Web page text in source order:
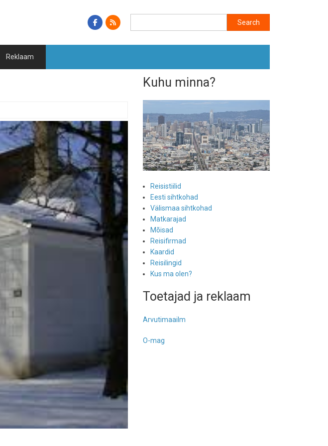
Reklaam
Kuhu minna?
Reisistiilid
Eesti sihtkohad
Välismaa sihtkohad
Matkarajad
Mõisad
Reisifirmad
Kaardid
Reisilingid
Kus ma olen?
Toetajad ja reklaam
Arvutimaailm
O-mag